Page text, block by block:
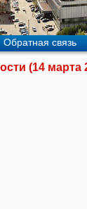
Обратная связь
(14 марта